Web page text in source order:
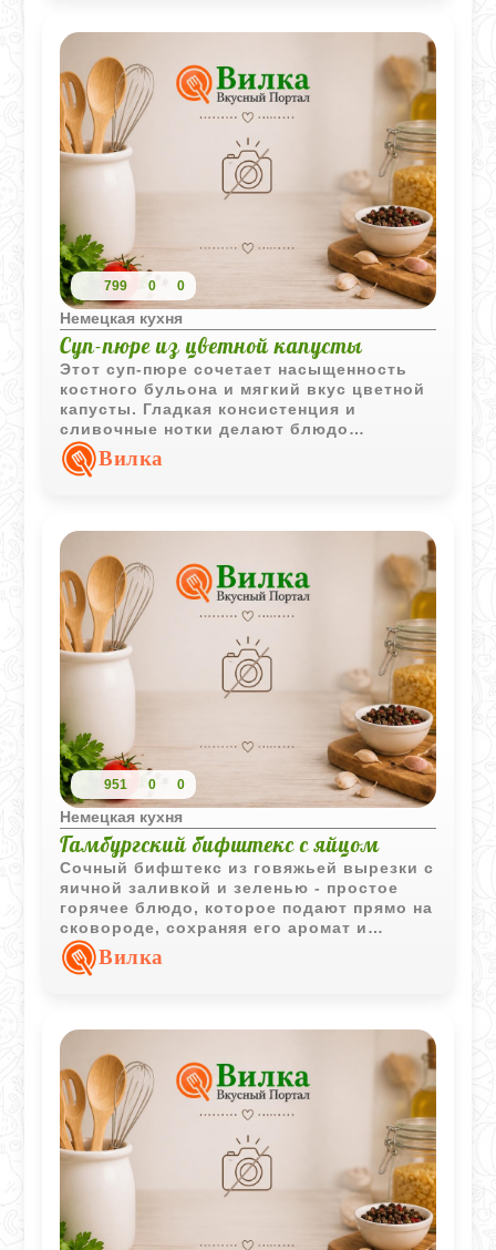
799 0 0
Немецкая кухня
Суп-пюре из цветной капусты
Этот суп-пюре сочетает насыщенность
костного бульона и мягкий вкус цветной
капусты. Гладкая консистенция и
сливочные нотки делают блюдо
комфортным и сытным для семейного
обеда.Вилка
951 0 0
Немецкая кухня
Гамбургский бифштекс с яйцом
Сочный бифштекс из говяжьей вырезки с
яичной заливкой и зеленью - простое
горячее блюдо, которое подают прямо на
сковороде, сохраняя его аромат и
температуру.
Вилка